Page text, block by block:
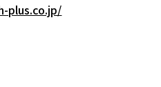
plus.co.jp/